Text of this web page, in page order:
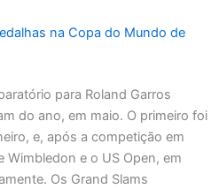
na Copa do Mundo de
para Roland Garros
do ano, em maio. O primeiro foi
e, após a competição em
Wimbledon e o US Open, em
Os Grand Slams